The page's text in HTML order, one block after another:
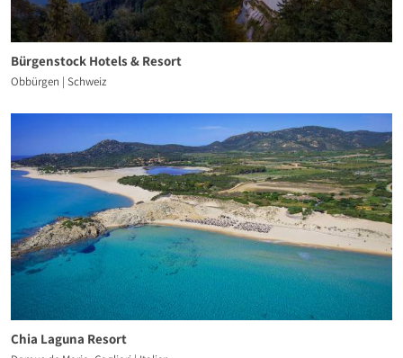
Bürgenstock Hotels & Resort
Obbürgen | Schweiz
Chia Laguna Resort